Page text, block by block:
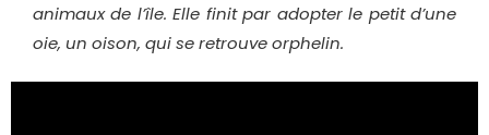
animaux de l’île. Elle finit par adopter le petit d’une
oie, un oison, qui se retrouve orphelin.